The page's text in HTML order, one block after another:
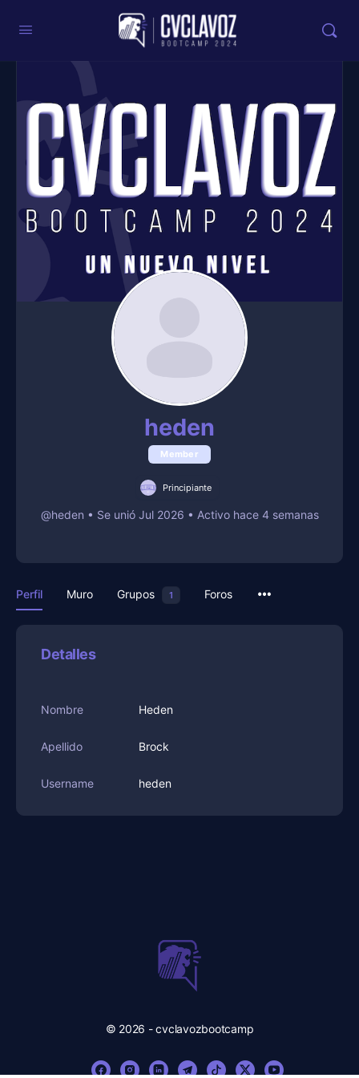
heden
Member
Principiante
@heden • Se unió Jul 2026 • Activo hace 4 semanas
Perfil Muro Grupos 1 Foros
Detalles
Nombre Heden
Apellido Brock
Username heden
© 2026 - cvclavozbootcamp